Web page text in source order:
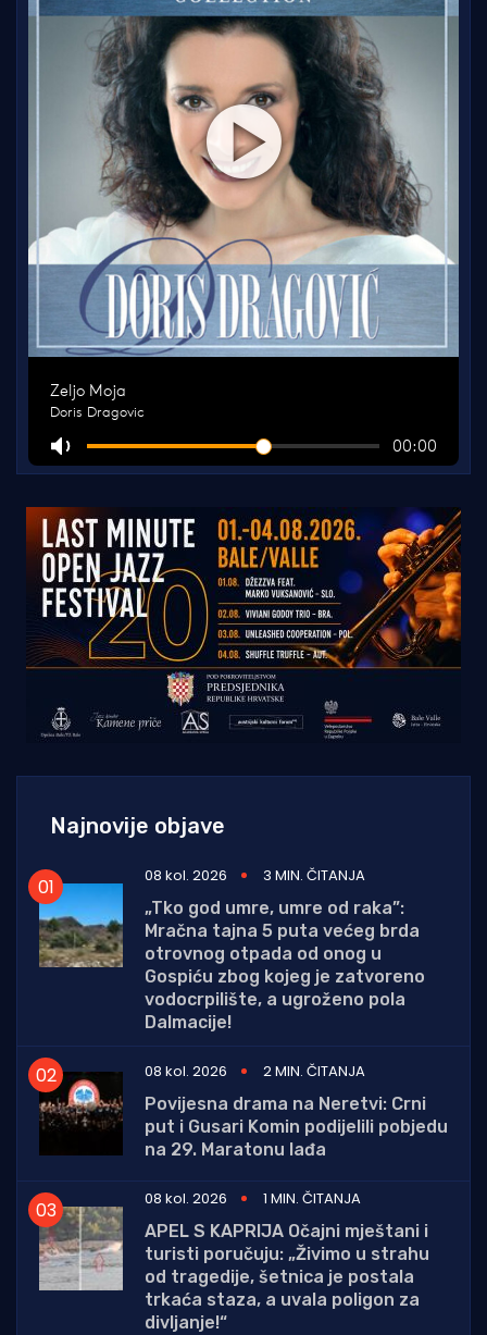
Najnovije objave
08 kol. 2026
3 MIN. ČITANJA
„Tko god umre, umre od raka”:
Mračna tajna 5 puta većeg brda
otrovnog otpada od onog u
Gospiću zbog kojeg je zatvoreno
vodocrpilište, a ugroženo pola
Dalmacije!
08 kol. 2026
2 MIN. ČITANJA
Povijesna drama na Neretvi: Crni
put i Gusari Komin podijelili pobjedu
na 29. Maratonu lađa
08 kol. 2026
1 MIN. ČITANJA
APEL S KAPRIJA Očajni mještani i
turisti poručuju: „Živimo u strahu
od tragedije, šetnica je postala
trkaća staza, a uvala poligon za
divljanje!“